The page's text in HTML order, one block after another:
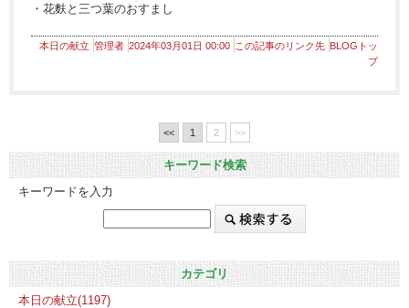
・花麩と三つ葉のおすまし
本日の献立 管理者 2024年03月01日 00:00 この記事のリンク先 BLOGトッ
プ
<< 1 2 >>
キーワード検索
キーワードを入力
カテゴリ
本日の献立(1197)